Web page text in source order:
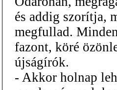
és addig szorítja,
megfullad.
fazont, köré
újságírók.
- Akkor holnap